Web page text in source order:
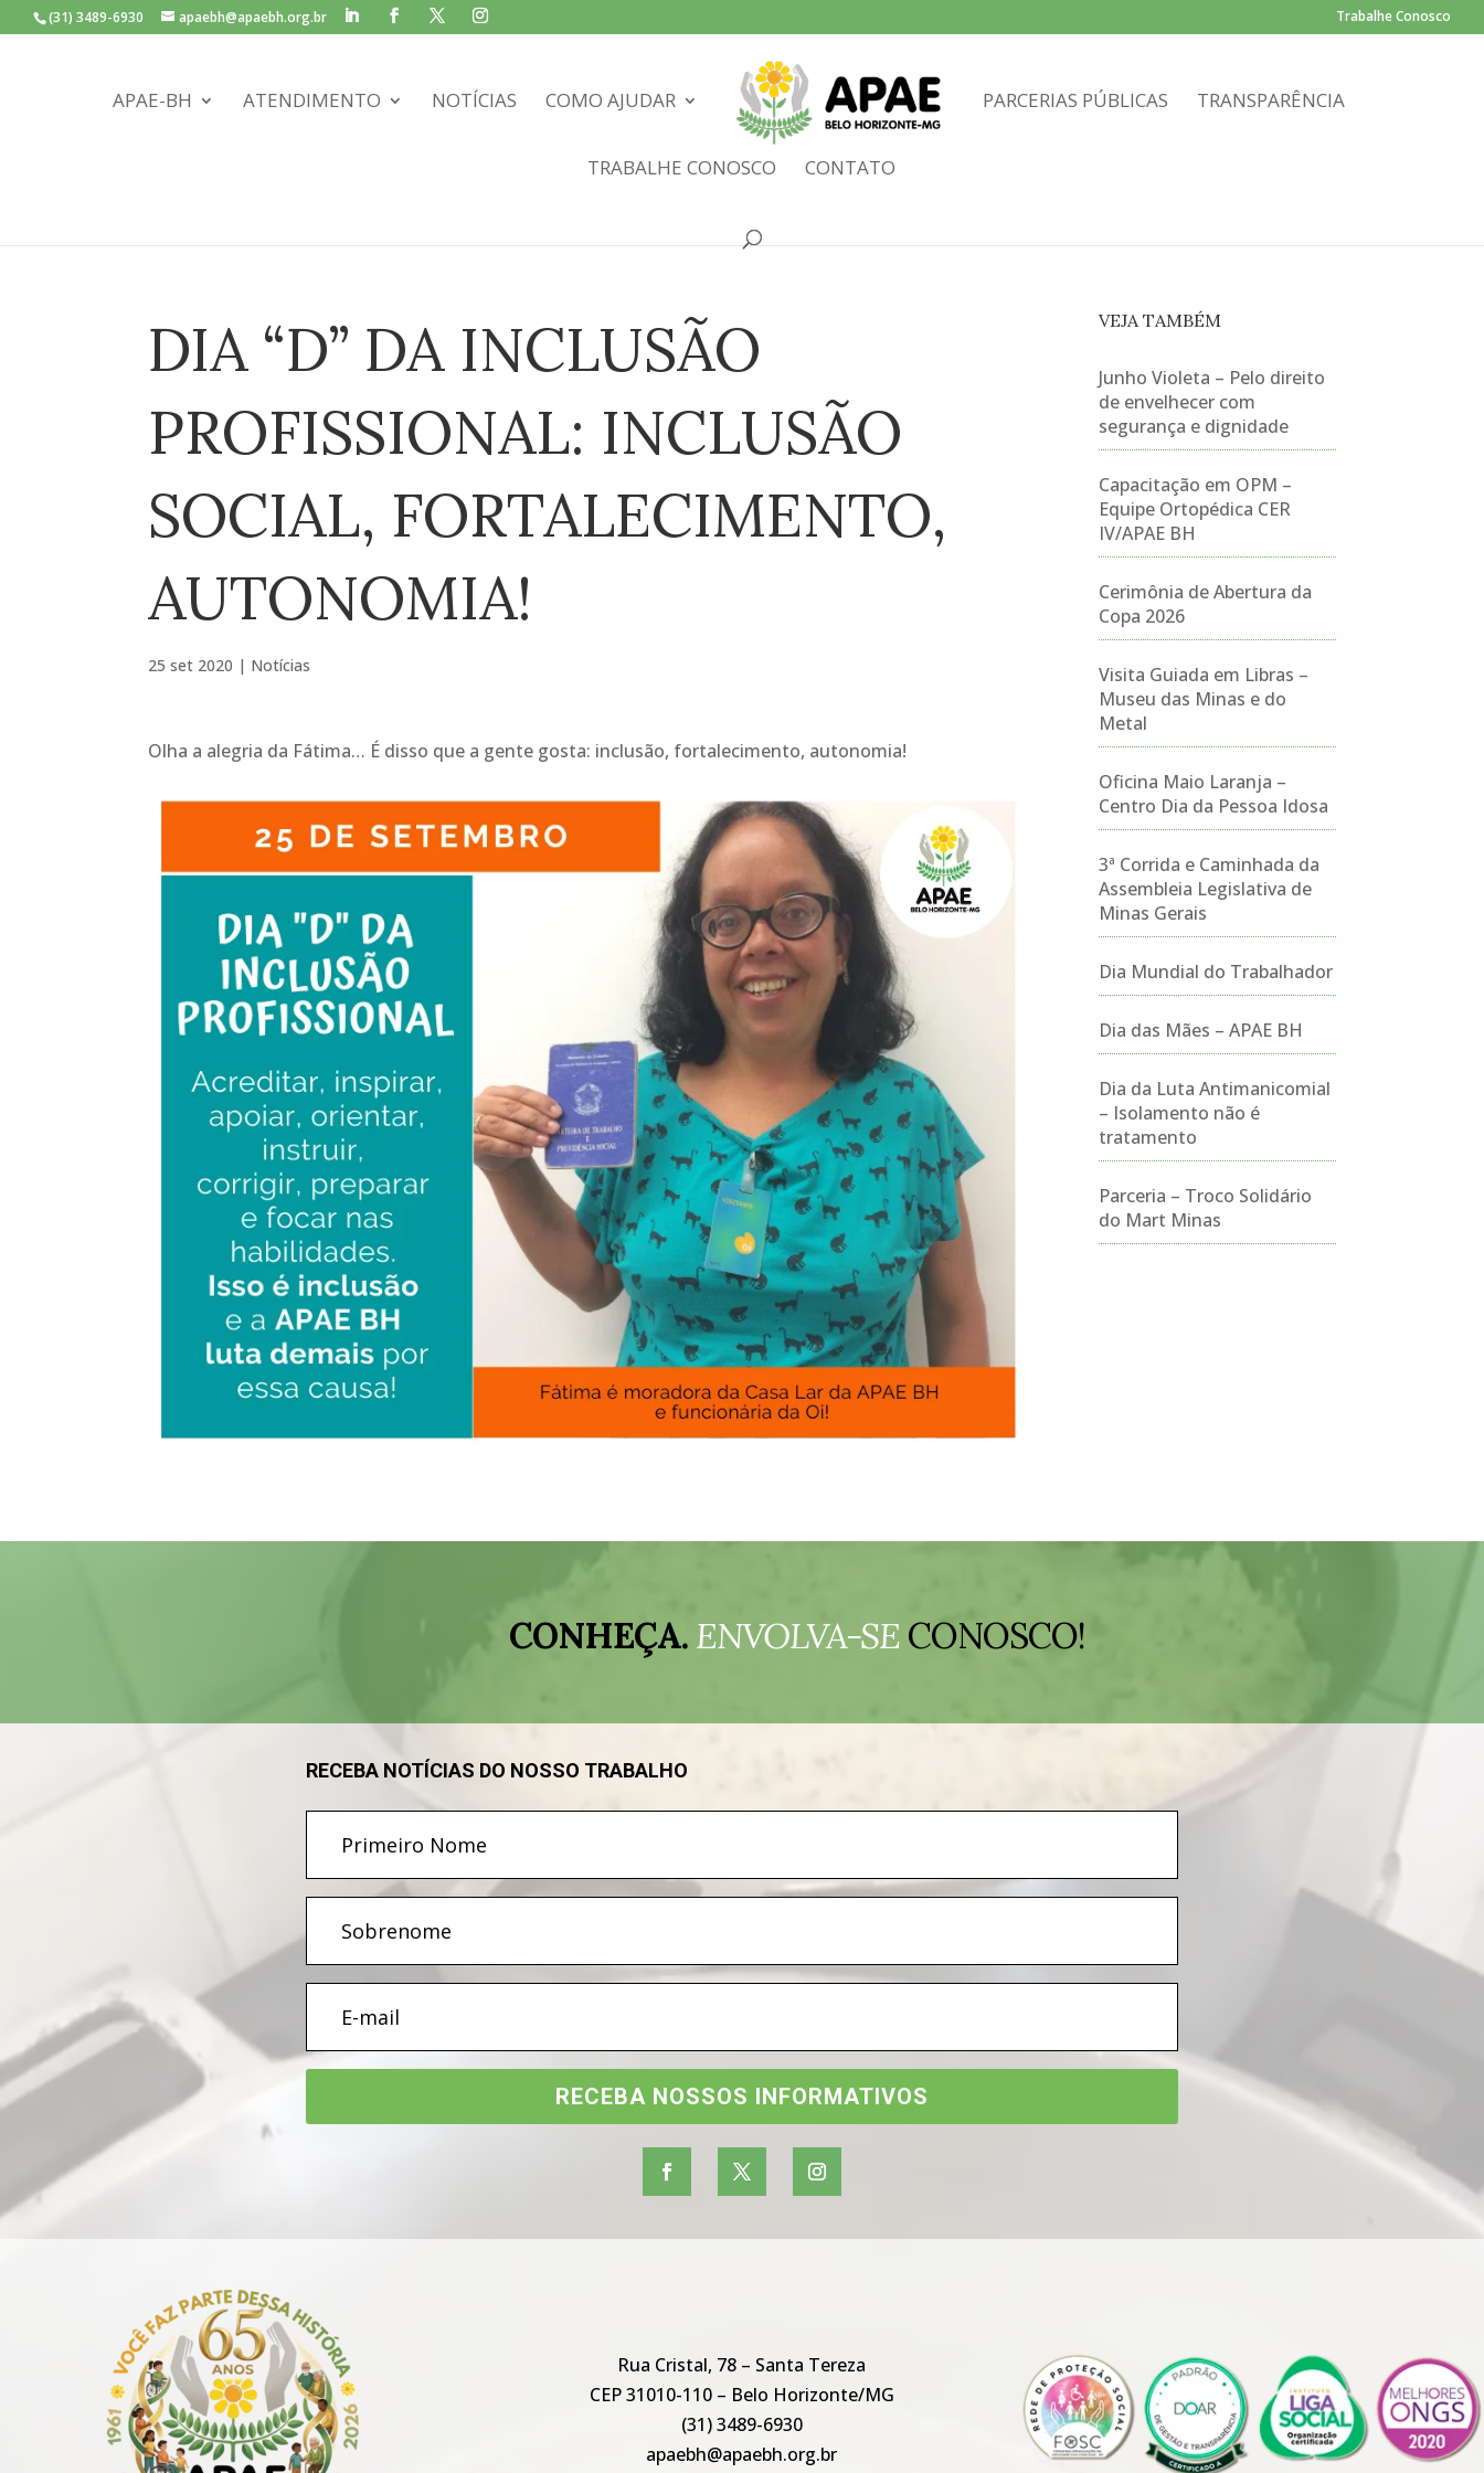
(31) 3489-6930 apaebh@apaebh.org.br Trabalhe Conosco
APAE-BH ATENDIMENTO NOTÍCIAS COMO AJUDAR PARCERIAS PÚBLICAS TRANSPARÊNCIA
TRABALHE CONOSCO CONTATO
DIA “D” DA INCLUSÃO
PROFISSIONAL: INCLUSÃO
SOCIAL, FORTALECIMENTO,
AUTONOMIA!
25 set 2020 | Notícias
Olha a alegria da Fátima… É disso que a gente gosta: inclusão, fortalecimento, autonomia!
VEJA TAMBÉM
Junho Violeta – Pelo direito
de envelhecer com
segurança e dignidade
Capacitação em OPM –
Equipe Ortopédica CER
IV/APAE BH
Cerimônia de Abertura da
Copa 2026
Visita Guiada em Libras –
Museu das Minas e do
Metal
Oficina Maio Laranja –
Centro Dia da Pessoa Idosa
3ª Corrida e Caminhada da
Assembleia Legislativa de
Minas Gerais
Dia Mundial do Trabalhador
Dia das Mães – APAE BH
Dia da Luta Antimanicomial
– Isolamento não é
tratamento
Parceria – Troco Solidário
do Mart Minas
CONHEÇA.ENVOLVA-SE CONOSCO!
RECEBA NOTÍCIAS DO NOSSO TRABALHO
RECEBA NOSSOS INFORMATIVOS
Rua Cristal, 78 – Santa Tereza
CEP 31010-110 – Belo Horizonte/MG
(31) 3489-6930
apaebh@apaebh.org.br